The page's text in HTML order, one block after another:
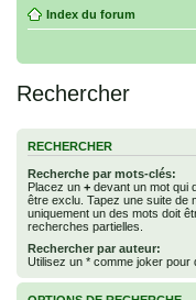
Index du forum
Rechercher
RECHERCHER
Recherche par mots-clés:
Placez un + devant un mot qui
être exclu. Tapez une suite de
uniquement un des mots doit
recherches partielles.
Rechercher par auteur:
Utilisez un * comme joker pour